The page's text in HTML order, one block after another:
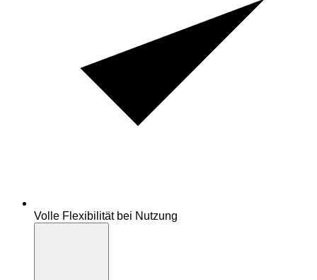
Volle Flexibilität bei Nutzung